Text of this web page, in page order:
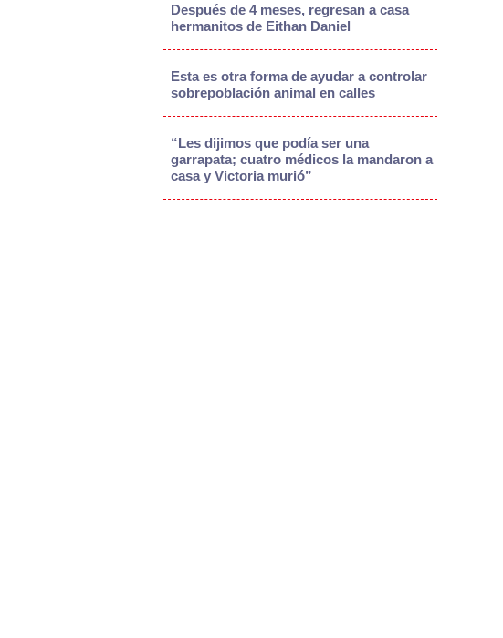
Después de 4 meses, regresan a casa
hermanitos de Eithan Daniel
Esta es otra forma de ayudar a controlar
sobrepoblación animal en calles
“Les dijimos que podía ser una
garrapata; cuatro médicos la mandaron a
casa y Victoria murió”